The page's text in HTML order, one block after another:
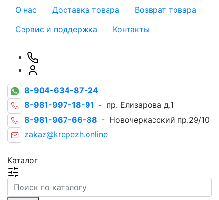
О нас Доставка товара
Возврат товара
Сервис и поддержка
Контакты
8-904-634-87-24
8-981-997-18-91 - пр. Елизарова д.1
8-981-967-66-88 - Новочеркасский пр.29/10
zakaz@krepezh.online
Каталог